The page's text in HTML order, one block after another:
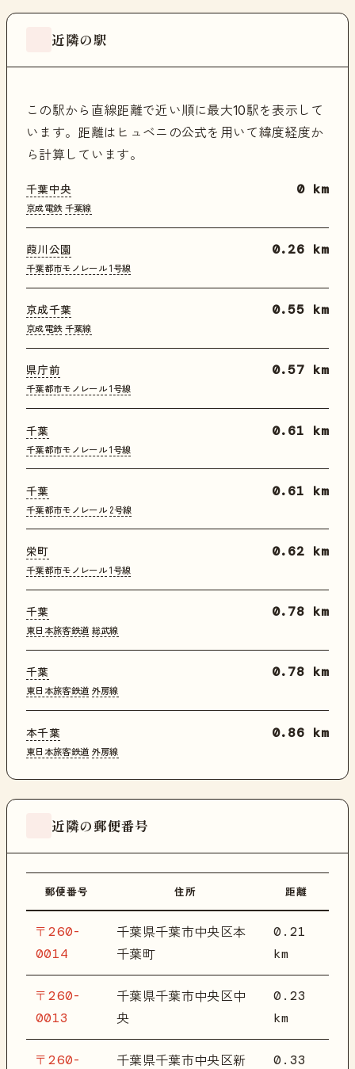
近隣の駅
この駅から直線距離で近い順に最大10駅を表示して
います。距離はヒュベニの公式を用いて緯度経度か
ら計算しています。
千葉中央
京成電鉄 千葉線
0 km
葭川公園
千葉都市モノレール 1号線
0.26 km
京成千葉
京成電鉄 千葉線
0.55 km
県庁前
千葉都市モノレール 1号線
0.57 km
千葉
千葉都市モノレール 1号線
0.61 km
千葉
千葉都市モノレール 2号線
0.61 km
栄町
千葉都市モノレール 1号線
0.62 km
千葉
東日本旅客鉄道 総武線
0.78 km
千葉
東日本旅客鉄道 外房線
0.78 km
本千葉
東日本旅客鉄道 外房線
0.86 km
近隣の郵便番号
郵便番号 住所 距離
〒260-
0014
千葉県千葉市中央区本
千葉町
0.21
km
〒260-
0013
千葉県千葉市中央区中
央
0.23
km
〒260- 千葉県千葉市中央区新 0.33